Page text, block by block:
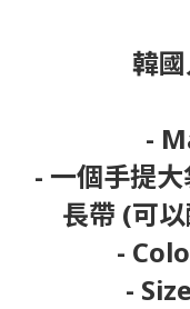
韓
-
- 一個手提
長帶 (可
-
-